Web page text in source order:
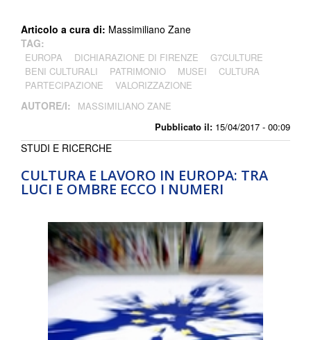
Pubblicato il: 15/04/2017 - 00:09
Articolo a cura di: Massimiliano Zane
TAG:
EUROPA DICHIARAZIONE DI FIRENZE
G7CULTURE
BENI CULTURALI
PATRIMONIO MUSEI
CULTURA
PARTECIPAZIONE
VALORIZZAZIONE
AUTORE/I: MASSIMILIANO ZANE
CULTURA E LAVORO IN EUROPA: TRA
LUCI E OMBRE ECCO I NUMERI
STUDI E RICERCHE